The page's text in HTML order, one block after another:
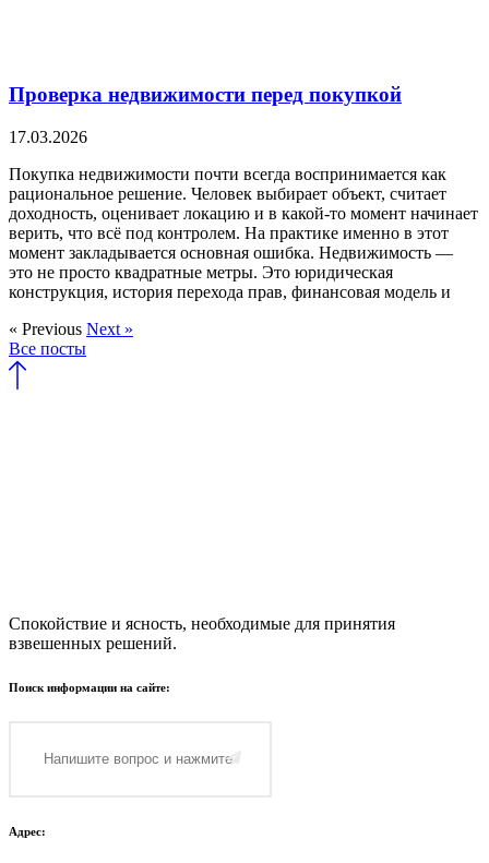
Проверка недвижимости перед покупкой
17.03.2026
Покупка недвижимости почти всегда воспринимается как
рациональное решение. Человек выбирает объект, считает
доходность, оценивает локацию и в какой-то момент начинает
верить, что всё под контролем. На практике именно в этот
момент закладывается основная ошибка. Недвижимость —
это не просто квадратные метры. Это юридическая
конструкция, история перехода прав, финансовая модель и
« Previous Next »
Все посты
Спокойствие и ясность, необходимые для принятия
взвешенных решений.
Поиск информации на сайте:
Адрес: